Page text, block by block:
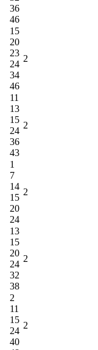
36
46
15
20
23
24
34
46
2
11
13
15
24
36
43
2
1
7
14
15
20
24
2
13
15
20
24
32
38
2
2
11
15
24
40
2